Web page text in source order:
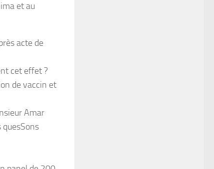
et au
acte de
cet effet ?
de vaccin et
Amar
quesSons